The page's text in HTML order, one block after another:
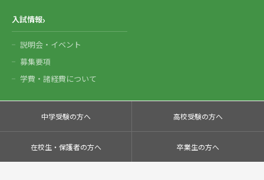
入試情報
説明会・イベント
募集要項
学費・諸経費について
中学受験の方へ 高校受験の方へ
在校生・保護者の方へ 卒業生の方へ